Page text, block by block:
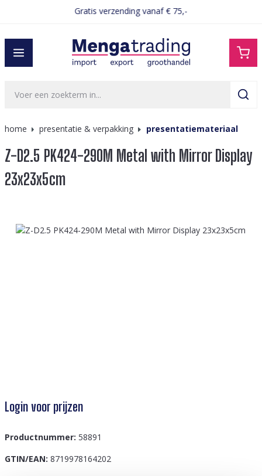
Gratis verzending vanaf € 75,-
home presentatie & verpakking presentatiemateriaal
Z-D2.5 PK424-290M Metal with Mirror Display
23x23x5cm
Afbeeldingengalerij overslaan
Login voor prijzen
Productnummer: 58891
GTIN/EAN: 8719978164202